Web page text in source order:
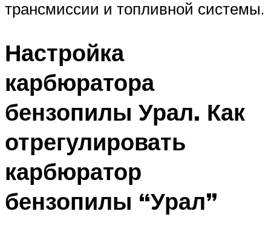
трансмиссии и топливной системы.
Настройка
карбюратора
бензопилы Урал. Как
отрегулировать
карбюратор
бензопилы “Урал”